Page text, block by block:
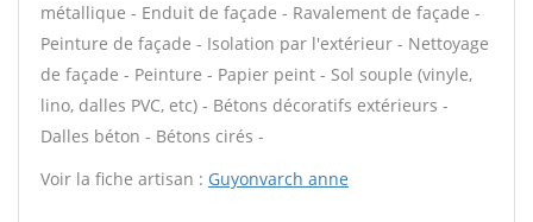
métallique - Enduit de façade - Ravalement de façade -
Peinture de façade - Isolation par l'extérieur - Nettoyage
de façade - Peinture - Papier peint - Sol souple (vinyle,
lino, dalles PVC, etc) - Bétons décoratifs extérieurs -
Dalles béton - Bétons cirés -
Voir la fiche artisan : Guyonvarch anne